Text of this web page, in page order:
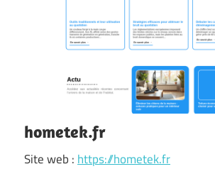
hometek.fr
Site web : https://hometek.fr